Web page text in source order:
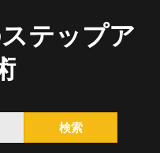
テップア